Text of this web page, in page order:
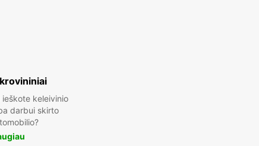
keleivinio
darbui skirto